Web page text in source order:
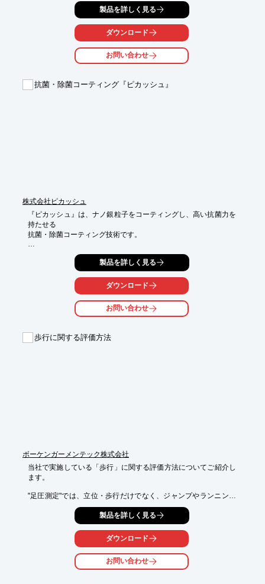
スネとモモで体重を分散して支えることで、体幹が安定し
高いパフォーマンスを引き出します。
■装着したまま自由に歩ける
※詳しくはPDFをダウンロードして頂くか、お問い合わせくださ
製品を詳しく見る
ダウンロード
お問い合わせ
抗菌・除菌コーティング『ピカッシュ』
株式会社ピカッシュ
『ピカッシュ』は、ナノ銀粒子をコーティングし、高い抗菌力を
持たせる
抗菌・除菌コーティング技術です。
一度塗布すると数ヶ月以上もの間、継続的な効果が期待でき、そ
第三者機関でも証明済み。
安全性と持続性に優れているため、口の中に入れたままでも
安心というのも魅力です。
■ニオイやヌメリの原因菌をモトからシャットアウト
製品を詳しく見る
ダウンロード
お問い合わせ
歩行に関する評価方法
ボーケンガーメンテック株式会社
当社で実施している「歩行」に関する評価方法についてご紹介し
ます。
"足圧測定"では、立位・歩行だけでなく、ジャンプやランニング
ダイナミックな動きでの計測が可能。
他にもフォースプレートの上を歩くことでが人間が地面からどの
力を受けているかがわかる"床反力"など様々な評価項目がござい
製品を詳しく見る
ダウンロード
お問い合わせ